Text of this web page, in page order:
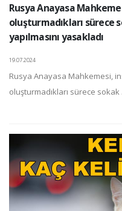
Rusya Anayasa
oluşturmadıkları sürece
yapılmasını yasakladı
19.07.2024
Rusya Anayasa Mahkemesi,
oluşturmadıkları sürece sokak